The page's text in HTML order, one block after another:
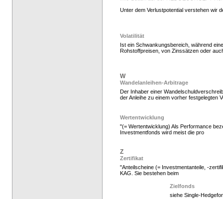
Unter dem Verlustpotential verstehen wir
Volatilität
Ist ein Schwankungsbereich, während
Rohstoffpreisen, von Zinssätzen oder
W
Wandelanleihen-Arbitrage
Der Inhaber einer
der Anleihe zu einem vorher festgelegten
Wertentwicklung
"(= Wertentwicklung) Als Performance
Investmentfonds wird meist die pro
Z
Zertifikat
"Anteilscheine (= Investmentanteile, -
KAG. Sie bestehen beim
Zielfonds
siehe Single-